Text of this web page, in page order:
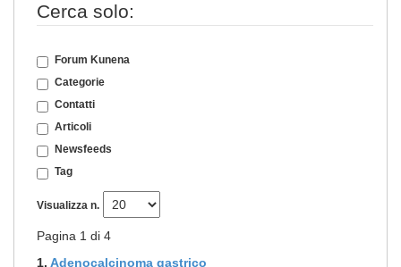
Cerca solo:
Forum Kunena
Categorie
Contatti
Articoli
Newsfeeds
Tag
Visualizza n.
Pagina 1 di 4
1. Adenocalcinoma gastrico